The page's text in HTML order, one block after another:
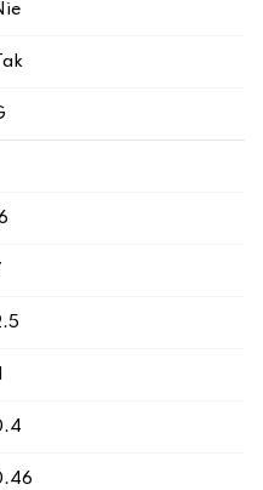
Tak